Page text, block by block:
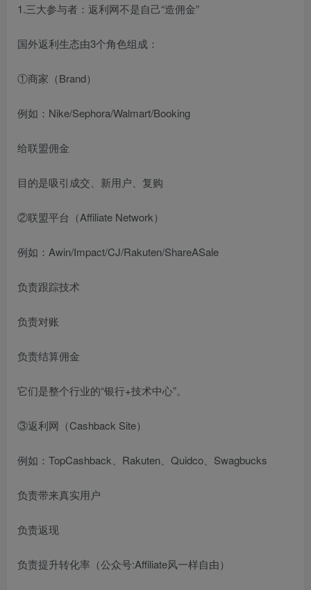
1.三大参与者：返利网不是自己“造佣金”
国外返利生态由3个角色组成：
①商家（Brand）
例如：Nike/Sephora/Walmart/Booking
给联盟佣金
目的是吸引成交、新用户、复购
②联盟平台（Affiliate Network）
例如：Awin/Impact/CJ/Rakuten/ShareASale
负责跟踪技术
负责对账
负责结算佣金
它们是整个行业的“银行+技术中心”。
③返利网（Cashback Site）
例如：TopCashback、Rakuten、Quidco、Swagbucks
负责带来真实用户
负责返现
负责提升转化率（公众号:Affiliate风一样自由）